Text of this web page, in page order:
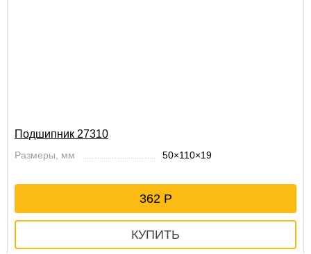
Подшипник 27310
Размеры, мм 50×110×19
362